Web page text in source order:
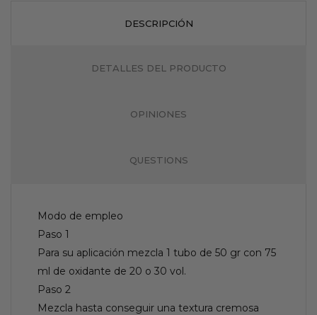
DESCRIPCIÓN
DETALLES DEL PRODUCTO
OPINIONES
QUESTIONS
Modo de empleo
Paso 1
Para su aplicación mezcla 1 tubo de 50 gr con 75
ml de oxidante de 20 o 30 vol.
Paso 2
Mezcla hasta conseguir una textura cremosa